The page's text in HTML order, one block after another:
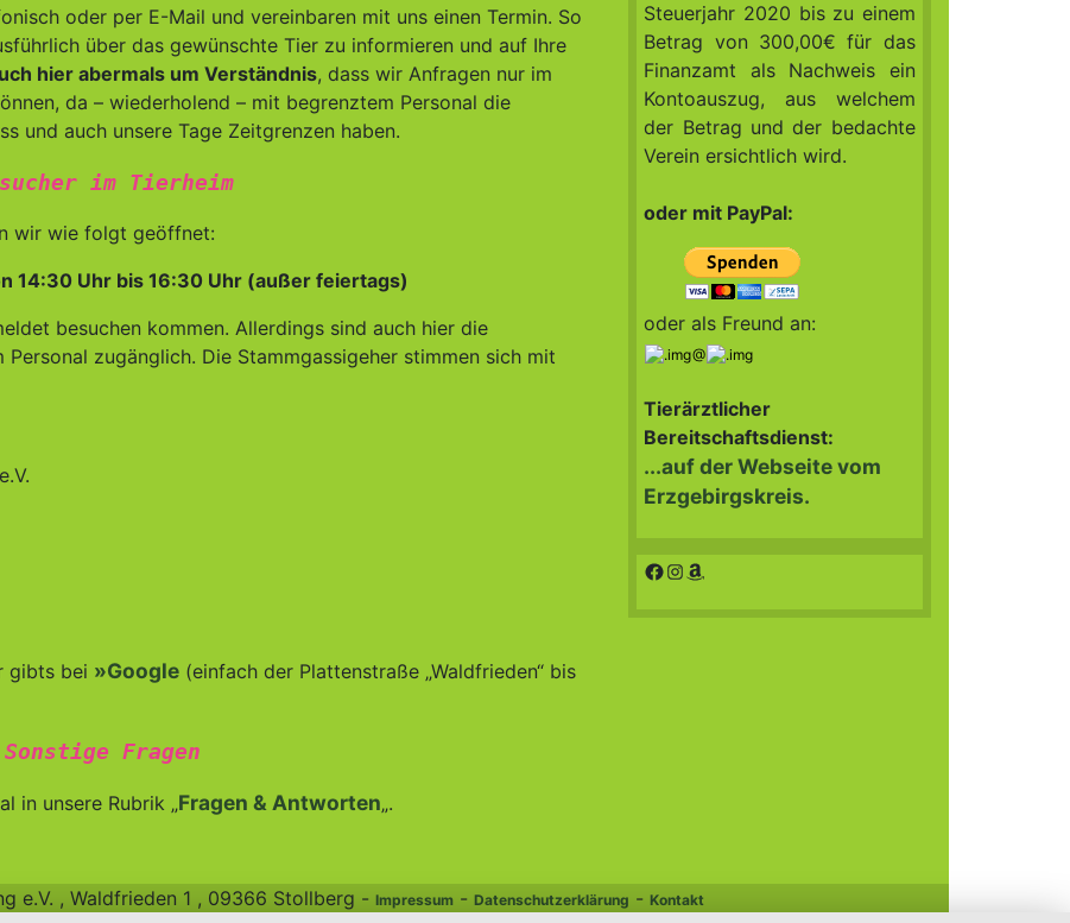
oder per E-Mail und vereinbaren mit uns einen Termin. So
über das gewünschte Tier zu informieren und auf Ihre
hier abermals um Verständnis, dass wir Anfragen nur im
da – wiederholend – mit begrenztem Personal die
und auch unsere Tage Zeitgrenzen haben.
im Tierheim
wir wie folgt geöffnet:
14:30 Uhr bis 16:30 Uhr (außer feiertags)
besuchen kommen. Allerdings sind auch hier die
zugänglich. Die Stammgassigeher stimmen sich mit
gibts bei »Google (einfach der Plattenstraße „Waldfrieden“ bis
Sonstige Fragen
in unsere Rubrik „Fragen & Antworten„.
Steuerjahr 2020 bis zu einem
Betrag von 300,00€ für das
Finanzamt als Nachweis ein
Kontoauszug, aus welchem
der Betrag und der bedachte
Verein ersichtlich wird.
oder mit PayPal:
oder als Freund an:
@
Tierärztlicher
Bereitschaftsdienst:
...auf der Webseite vom
Erzgebirgskreis.
Facebook
Instagram
Amazon
e.V. , Waldfrieden 1 , 09366 Stollberg - Impressum - Datenschutzerklärung - Kontakt